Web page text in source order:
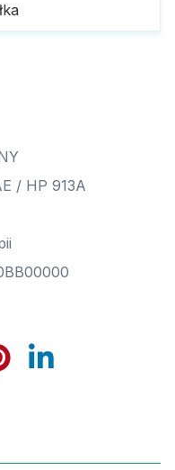
/ HP 913A